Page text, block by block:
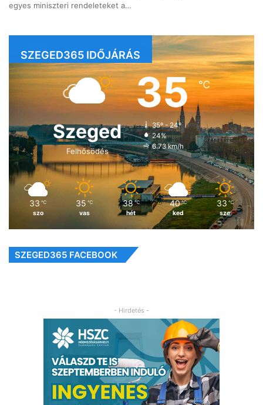
egyes miniszteri rendeleteket a…
SZEGED365 IDŐJÁRÁS
Szeged
Felhősödés
35℃
35º - 24º
24%
6.73 km/h
33 ℃
szo
35 ℃
vas
38 ℃
hét
40 ℃
ked
33 ℃
sze
SZEGED365 FACEBOOK
- Hirdetés -